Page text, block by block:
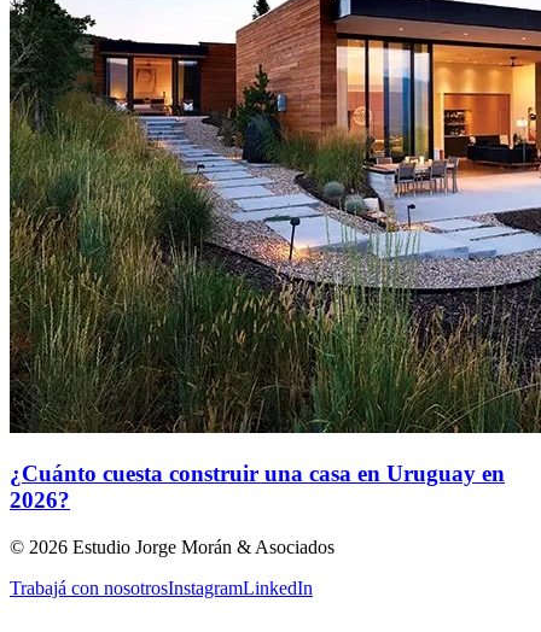
¿Cuánto cuesta construir una casa en Uruguay en
2026?
© 2026 Estudio Jorge Morán & Asociados
Trabajá con nosotrosInstagramLinkedIn